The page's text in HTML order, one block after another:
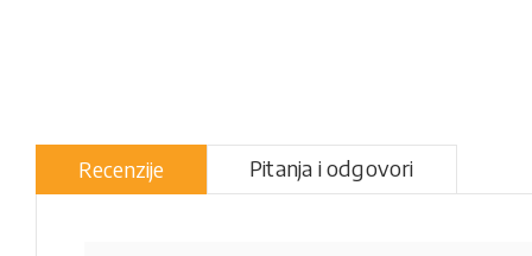
Recenzije Pitanja i odgovori